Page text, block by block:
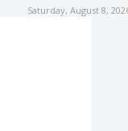
Saturday, August 8,